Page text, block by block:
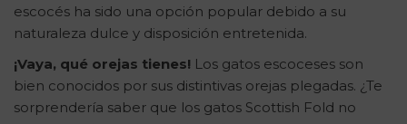
escocés ha sido una opción popular debido a su
naturaleza dulce y disposición entretenida.
¡Vaya, qué orejas tienes! Los gatos escoceses son
bien conocidos por sus distintivas orejas plegadas. ¿Te
sorprendería saber que los gatos Scottish Fold no